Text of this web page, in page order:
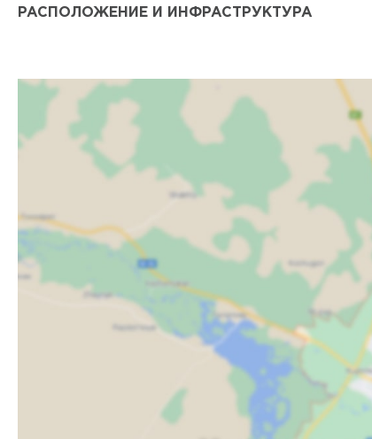
РАСПОЛОЖЕНИЕ И ИНФРАСТРУКТУРА